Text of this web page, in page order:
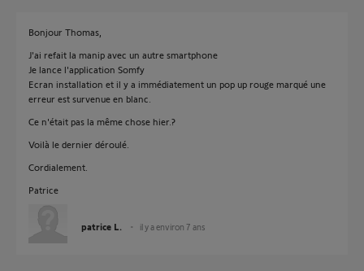
Bonjour Thomas,
J'ai refait la manip avec un autre smartphone
Je lance l'application Somfy
Ecran installation et il y a immédiatement un pop up rouge marqué une
erreur est survenue en blanc.
Ce n'était pas la même chose hier.?
Voilà le dernier déroulé.
Cordialement.
Patrice
patrice L. il y a environ 7 ans